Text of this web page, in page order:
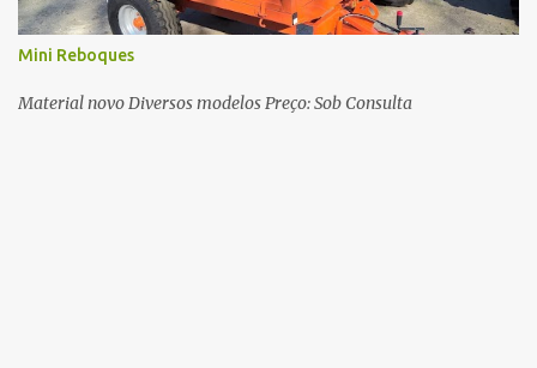
Mini Reboques
Material novo Diversos modelos Preço: Sob Consulta